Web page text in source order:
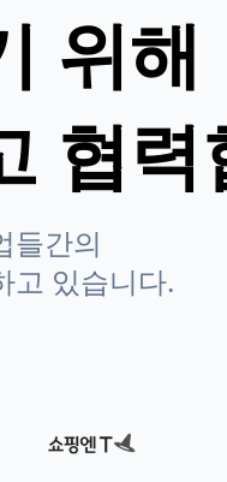
위해
협력
들간의
고 있습니다.